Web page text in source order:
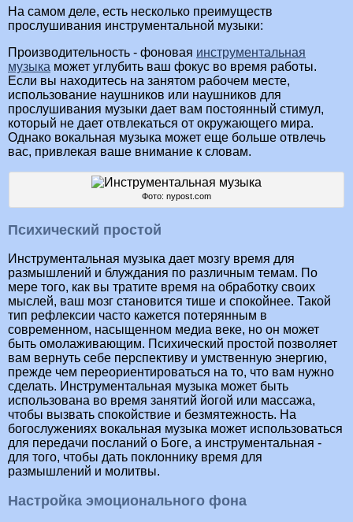
На самом деле, есть несколько преимуществ
прослушивания инструментальной музыки:
Производительность - фоновая инструментальная
музыка может углубить ваш фокус во время работы.
Если вы находитесь на занятом рабочем месте,
использование наушников или наушников для
прослушивания музыки дает вам постоянный стимул,
который не дает отвлекаться от окружающего мира.
Однако вокальная музыка может еще больше отвлечь
вас, привлекая ваше внимание к словам.
Фото: nypost.com
Психический простой
Инструментальная музыка дает мозгу время для
размышлений и блуждания по различным темам. По
мере того, как вы тратите время на обработку своих
мыслей, ваш мозг становится тише и спокойнее. Такой
тип рефлексии часто кажется потерянным в
современном, насыщенном медиа веке, но он может
быть омолаживающим. Психический простой позволяет
вам вернуть себе перспективу и умственную энергию,
прежде чем переориентироваться на то, что вам нужно
сделать. Инструментальная музыка может быть
использована во время занятий йогой или массажа,
чтобы вызвать спокойствие и безмятежность. На
богослужениях вокальная музыка может использоваться
для передачи посланий о Боге, а инструментальная -
для того, чтобы дать поклоннику время для
размышлений и молитвы.
Настройка эмоционального фона